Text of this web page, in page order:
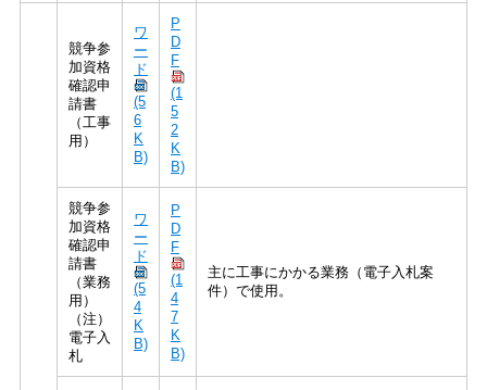
競争参
加資格
確認申
請書
（工事
用）
ワ
ー
ド
(5
6
K
B)
P
D
F
(1
5
2
K
B)
競争参
加資格
確認申
請書
（業務
用）
（注）
電子入
札
ワ
ー
ド
(5
4
K
B)
P
D
F
(1
4
7
K
B)
主に工事にかかる業務（電子入札案
件）で使用。